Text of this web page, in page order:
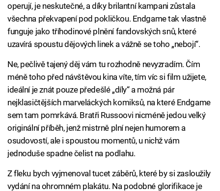
operují, je neskutečné, a díky brilantní kampani zůstala
všechna překvapení pod pokličkou. Endgame tak vlastně
funguje jako tříhodinové plnění fandovských snů, které
uzavírá spoustu dějových linek a vážně se toho „nebojí“.
Ne, pečlivě tajený děj vám tu rozhodně nevyzradím. Čím
méně toho před návštěvou kina víte, tím víc si film užijete,
ideální je znát pouze předešlé „díly“ a možná pár
nejklasičtějších marveláckých komiksů, na které Endgame
sem tam pomrkává. Bratři Russoovi nicméně jedou velký
originální příběh, jenž mistrně plní nejen humorem a
osudovostí, ale i spoustou momentů, u nichž vám
jednoduše spadne čelist na podlahu.
Z fleku bych vyjmenoval tucet záběrů, které by si zasloužily
vydání na ohromném plakátu. Na podobné glorifikace je